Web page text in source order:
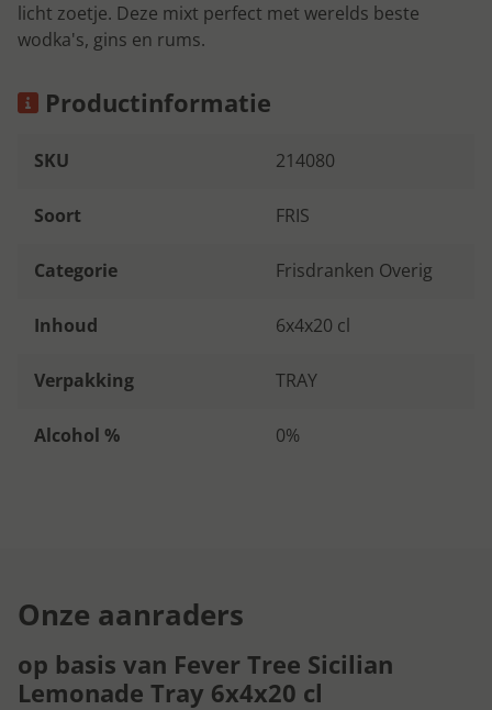
licht zoetje. Deze mixt perfect met werelds beste
wodka's, gins en rums.
Productinformatie
SKU 214080
Soort FRIS
Categorie Frisdranken Overig
Inhoud 6x4x20 cl
Verpakking TRAY
Alcohol % 0%
Onze aanraders
op basis van Fever Tree Sicilian
Lemonade Tray 6x4x20 cl